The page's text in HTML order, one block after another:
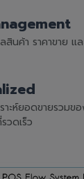
สินค้า ราคาขาย แ
าะห์ยอดขายรวมข
วดเร็ว